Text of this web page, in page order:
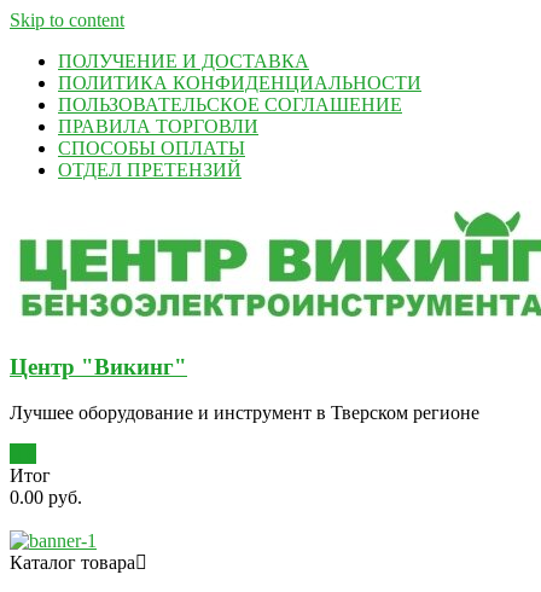
Skip to content
ПОЛУЧЕНИЕ И ДОСТАВКА
ПОЛИТИКА КОНФИДЕНЦИАЛЬНОСТИ
ПОЛЬЗОВАТЕЛЬСКОЕ СОГЛАШЕНИЕ
ПРАВИЛА ТОРГОВЛИ
СПОСОБЫ ОПЛАТЫ
ОТДЕЛ ПРЕТЕНЗИЙ
Центр "Викинг"
Лучшее оборудование и инструмент в Тверском регионе
Итог
0.00 руб.
Каталог товара